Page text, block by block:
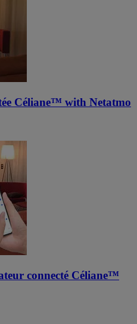
Céliane™ with Netatmo
connecté Céliane™